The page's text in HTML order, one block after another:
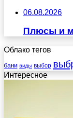
06.08.2026
Плюсы и
Облако тегов
бани виды выбор
Интересное